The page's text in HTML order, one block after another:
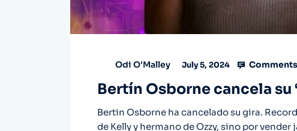
Odi O'Malley July 5, 2024
Bertín Osborne cancela su
Bertin Osborne ha cancelado su gira.
de Kelly y hermano de Ozzy, sino por